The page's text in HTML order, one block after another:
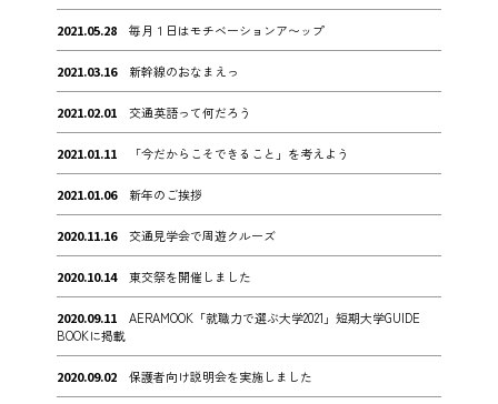
2021.05.28 毎月１日はモチベーションア〜ップ
2021.03.16 新幹線のおなまえっ
2021.02.01 交通英語って何だろう
2021.01.11 「今だからこそできること」を考えよう
2021.01.06 新年のご挨拶
2020.11.16 交通見学会で周遊クルーズ
2020.10.14 東交祭を開催しました
2020.09.11
AERAMOOK「就職力で選ぶ大学2021」短期大学GUIDE
BOOKに掲載
2020.09.02 保護者向け説明会を実施しました